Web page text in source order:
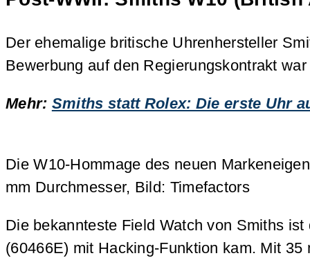
Der ehemalige britische Uhrenhersteller
Bewerbung auf den Regierungskontrakt
Mehr: Smiths statt Rolex: Die erste Uhr
Die W10-Hommage des neuen
mm Durchmesser, Bild: Timefactors
Die bekannteste Field Watch von Smiths
(60466E) mit Hacking-Funktion kam. Mit